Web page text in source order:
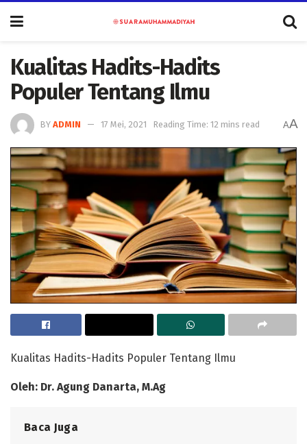
Kualitas Hadits-Hadits
Populer Tentang Ilmu
BY ADMIN 17 Mei, 2021 Reading Time: 12 mins read AA
Kualitas Hadits-Hadits Populer Tentang Ilmu
Oleh: Dr. Agung Danarta, M.Ag
Baca Juga